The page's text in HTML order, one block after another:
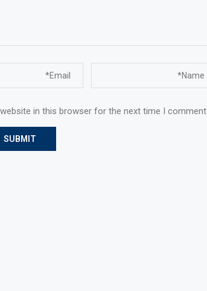
in this browser for the next time I comment.